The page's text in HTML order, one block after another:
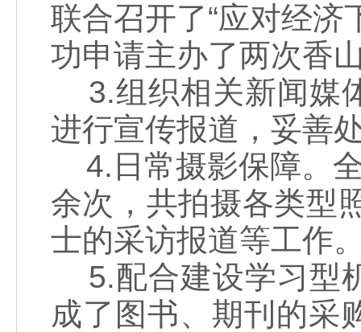
联合召开了“应对经济
功申请主办了两次香
3.组织相关新闻媒
进行宣传报道，妥善
4.日常摄影保障。
余次，共拍摄各类型
士的采访报道等工作
5.配合建设学习型
成了图书、期刊的采